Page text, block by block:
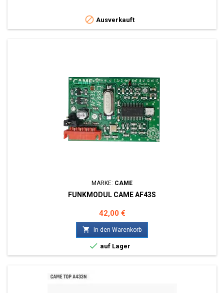
 Ausverkauft
MARKE: CAME
FUNKMODUL CAME AF43S
Preis
42,00 €
 In den Warenkorb
 auf Lager